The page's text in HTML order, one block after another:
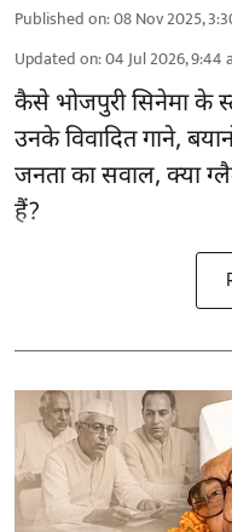
Published on:08 Nov 2025,
Updated on:04 Jul 2026, 9:44
कैसे भोजपुरी सिनेमा के
उनके विवादित गाने,
जनता का सवाल, क्या
हैं?